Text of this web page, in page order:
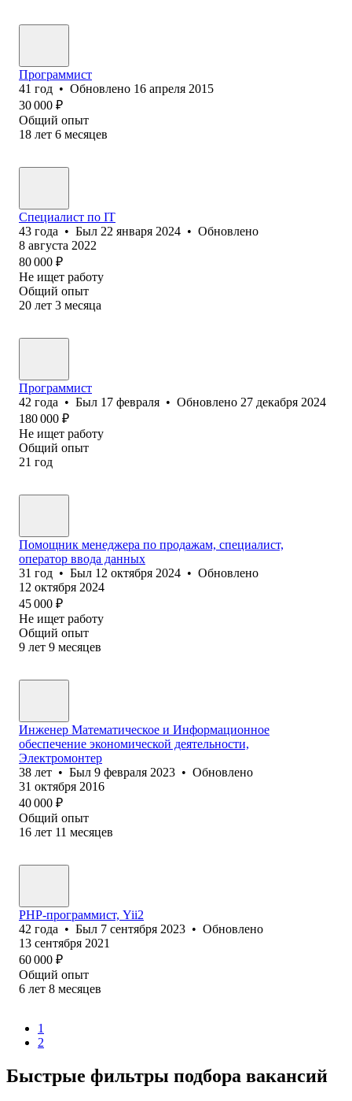
Программист
41 год • Обновлено 16 апреля 2015
30 000 ₽
Общий опыт
18 лет 6 месяцев
Специалист по IT
43 года • Был 22 января 2024 • Обновлено
8 августа 2022
80 000 ₽
Не ищет работу
Общий опыт
20 лет 3 месяца
Программист
42 года • Был 17 февраля • Обновлено 27 декабря 2024
180 000 ₽
Не ищет работу
Общий опыт
21 год
Помощник менеджера по продажам, специалист,
оператор ввода данных
31 год • Был 12 октября 2024 • Обновлено
12 октября 2024
45 000 ₽
Не ищет работу
Общий опыт
9 лет 9 месяцев
Инженер Математическое и Информационное
обеспечение экономической деятельности,
Электромонтер
38 лет • Был 9 февраля 2023 • Обновлено
31 октября 2016
40 000 ₽
Общий опыт
16 лет 11 месяцев
PHP-программист, Yii2
42 года • Был 7 сентября 2023 • Обновлено
13 сентября 2021
60 000 ₽
Общий опыт
6 лет 8 месяцев
1
2
Быстрые фильтры подбора вакансий